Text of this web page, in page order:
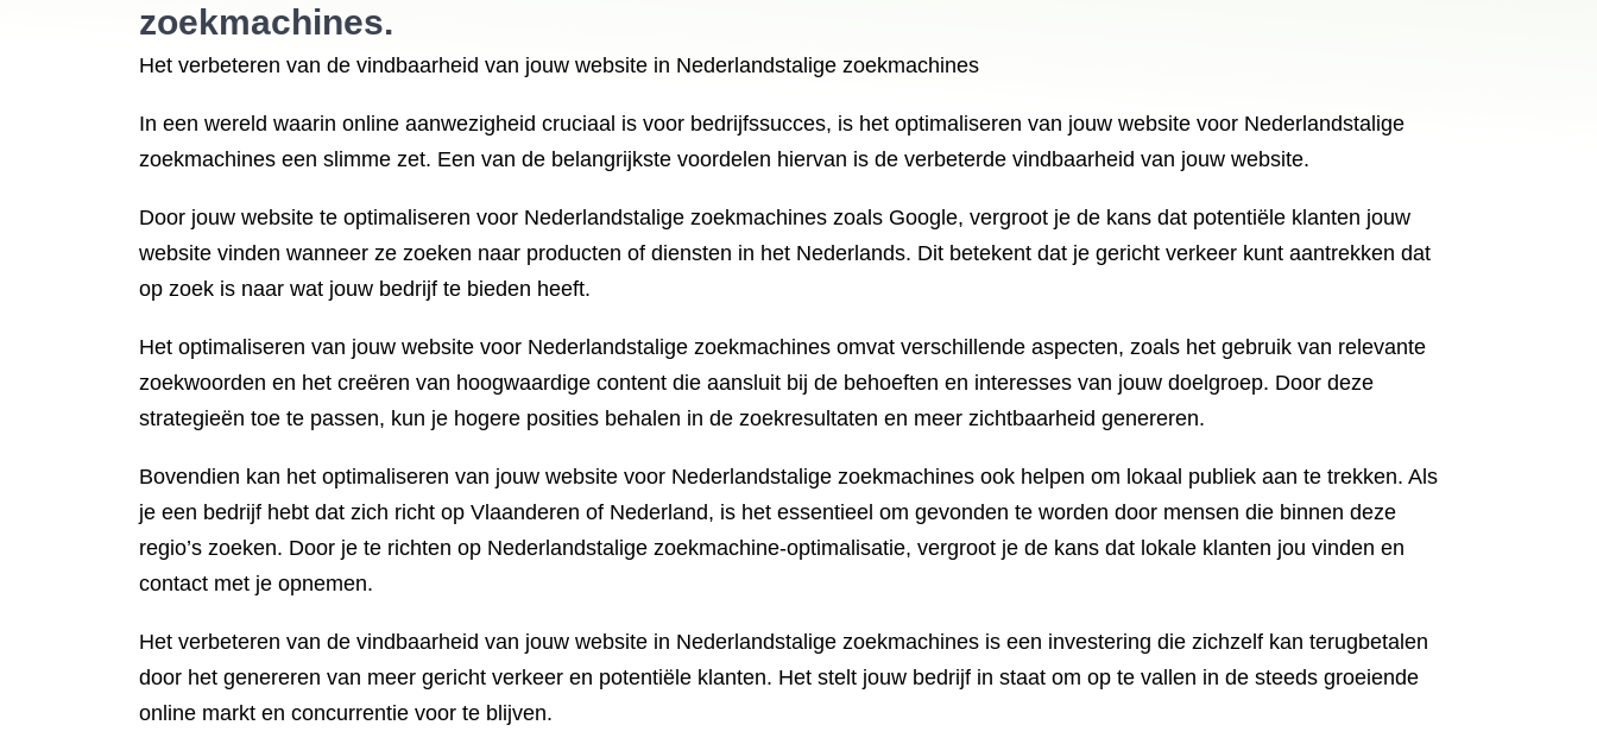
zoekmachines.
Het verbeteren van de vindbaarheid van jouw website in Nederlandstalige zoekmachines
In een wereld waarin online aanwezigheid cruciaal is voor bedrijfssucces, is het optimaliseren van jouw website voor Nederlandstalige
zoekmachines een slimme zet. Een van de belangrijkste voordelen hiervan is de verbeterde vindbaarheid van jouw website.
Door jouw website te optimaliseren voor Nederlandstalige zoekmachines zoals Google, vergroot je de kans dat potentiële klanten jouw
website vinden wanneer ze zoeken naar producten of diensten in het Nederlands. Dit betekent dat je gericht verkeer kunt aantrekken dat
op zoek is naar wat jouw bedrijf te bieden heeft.
Het optimaliseren van jouw website voor Nederlandstalige zoekmachines omvat verschillende aspecten, zoals het gebruik van relevante
zoekwoorden en het creëren van hoogwaardige content die aansluit bij de behoeften en interesses van jouw doelgroep. Door deze
strategieën toe te passen, kun je hogere posities behalen in de zoekresultaten en meer zichtbaarheid genereren.
Bovendien kan het optimaliseren van jouw website voor Nederlandstalige zoekmachines ook helpen om lokaal publiek aan te trekken. Als
je een bedrijf hebt dat zich richt op Vlaanderen of Nederland, is het essentieel om gevonden te worden door mensen die binnen deze
regio’s zoeken. Door je te richten op Nederlandstalige zoekmachine-optimalisatie, vergroot je de kans dat lokale klanten jou vinden en
contact met je opnemen.
Het verbeteren van de vindbaarheid van jouw website in Nederlandstalige zoekmachines is een investering die zichzelf kan terugbetalen
door het genereren van meer gericht verkeer en potentiële klanten. Het stelt jouw bedrijf in staat om op te vallen in de steeds groeiende
online markt en concurrentie voor te blijven.